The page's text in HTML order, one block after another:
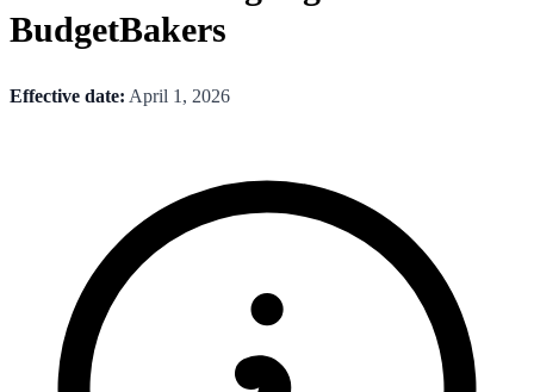
BudgetBakers
Effective date: April 1, 2026